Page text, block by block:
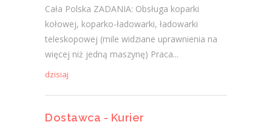
Cała Polska ZADANIA: Obsługa koparki
kołowej, koparko-ładowarki, ładowarki
teleskopowej (mile widziane uprawnienia na
więcej niż jedną maszynę) Praca...
dzisiaj
Dostawca - Kurier